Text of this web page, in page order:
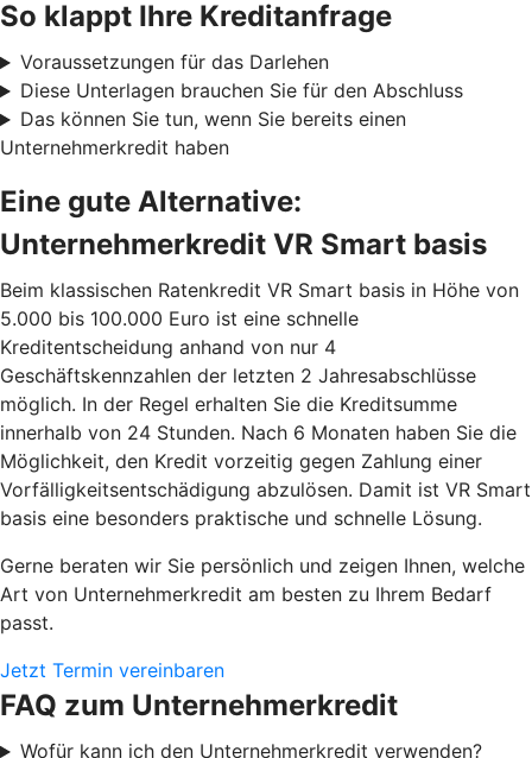
So klappt Ihre Kreditanfrage
Voraussetzungen für das Darlehen
Diese Unterlagen brauchen Sie für den Abschluss
Das können Sie tun, wenn Sie bereits einen
Unternehmerkredit haben
Eine gute Alternative:
Unternehmerkredit VR Smart basis
Beim klassischen Ratenkredit VR Smart basis in Höhe von
5.000 bis 100.000 Euro ist eine schnelle
Kreditentscheidung anhand von nur 4
Geschäftskennzahlen der letzten 2 Jahresabschlüsse
möglich. In der Regel erhalten Sie die Kreditsumme
innerhalb von 24 Stunden. Nach 6 Monaten haben Sie die
Möglichkeit, den Kredit vorzeitig gegen Zahlung einer
Vorfälligkeitsentschädigung abzulösen. Damit ist VR Smart
basis eine besonders praktische und schnelle Lösung.
Gerne beraten wir Sie persönlich und zeigen Ihnen, welche
Art von Unternehmerkredit am besten zu Ihrem Bedarf
passt.
Jetzt Termin vereinbaren
FAQ zum Unternehmerkredit
Wofür kann ich den Unternehmerkredit verwenden?